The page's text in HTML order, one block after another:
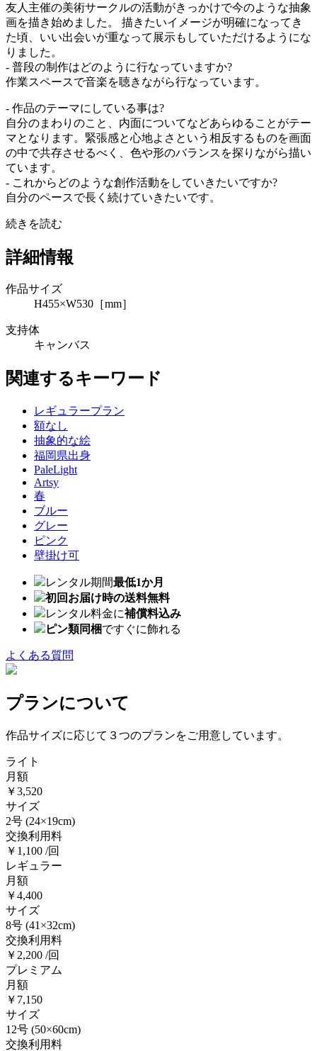
友人主催の美術サークルの活動がきっかけで今のような抽象
画を描き始めました。 描きたいイメージが明確になってき
た頃、いい出会いが重なって展示もしていただけるようにな
りました。
- 普段の制作はどのように行なっていますか?
作業スペースで音楽を聴きながら行なっています。
- 作品のテーマにしている事は?
自分のまわりのこと、内面についてなどあらゆることがテー
マとなります。緊張感と心地よさという相反するものを画面
の中で共存させるべく、色や形のバランスを探りながら描い
ています。
- これからどのような創作活動をしていきたいですか?
自分のペースで長く続けていきたいです。
続きを読む
詳細情報
作品サイズ
H455×W530［mm］
支持体
キャンバス
関連するキーワード
レギュラープラン
額なし
抽象的な絵
福岡県出身
PaleLight
Artsy
春
ブルー
グレー
ピンク
壁掛け可
レンタル期間最低1か月
初回お届け時の送料無料
レンタル料金に補償料込み
ピン類同梱ですぐに飾れる
よくある質問
プランについて
作品サイズに応じて３つのプランをご用意しています。
ライト
月額
￥3,520
サイズ
2号 (24×19cm)
交換利用料
￥1,100 /回
レギュラー
月額
￥4,400
サイズ
8号 (41×32cm)
交換利用料
￥2,200 /回
プレミアム
月額
￥7,150
サイズ
12号 (50×60cm)
交換利用料